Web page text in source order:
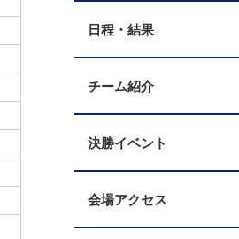
日程・結果
チーム紹介
決勝イベント
会場アクセス